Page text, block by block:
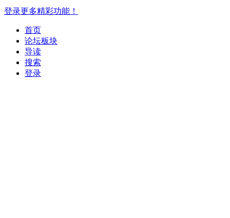
登录更多精彩功能！
首页
论坛板块
导读
搜索
登录